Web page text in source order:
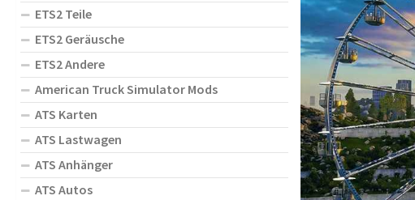
ETS2 Teile
ETS2 Geräusche
ETS2 Andere
American Truck Simulator Mods
ATS Karten
ATS Lastwagen
ATS Anhänger
ATS Autos